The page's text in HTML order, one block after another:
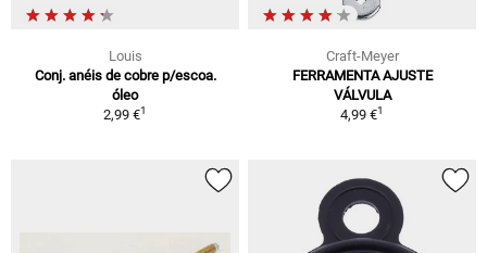
Louis
Conj. anéis de cobre p/escoa.
óleo
2,99 €1
Craft-Meyer
FERRAMENTA AJUSTE
VÁLVULA
4,99 €1